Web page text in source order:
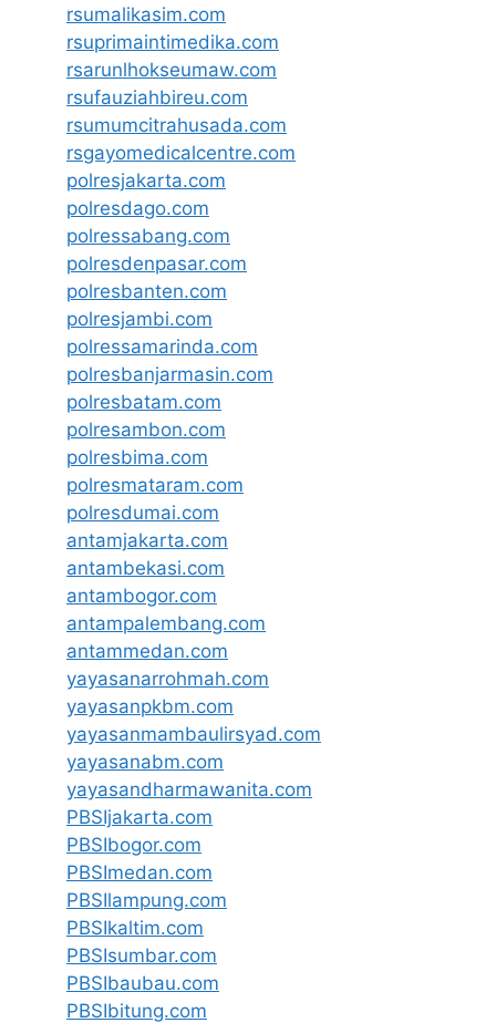
rsumalikasim.com
rsuprimaintimedika.com
rsarunlhokseumaw.com
rsufauziahbireu.com
rsumumcitrahusada.com
rsgayomedicalcentre.com
polresjakarta.com
polresdago.com
polressabang.com
polresdenpasar.com
polresbanten.com
polresjambi.com
polressamarinda.com
polresbanjarmasin.com
polresbatam.com
polresambon.com
polresbima.com
polresmataram.com
polresdumai.com
antamjakarta.com
antambekasi.com
antambogor.com
antampalembang.com
antammedan.com
yayasanarrohmah.com
yayasanpkbm.com
yayasanmambaulirsyad.com
yayasanabm.com
yayasandharmawanita.com
PBSIjakarta.com
PBSIbogor.com
PBSImedan.com
PBSIlampung.com
PBSIkaltim.com
PBSIsumbar.com
PBSIbaubau.com
PBSIbitung.com